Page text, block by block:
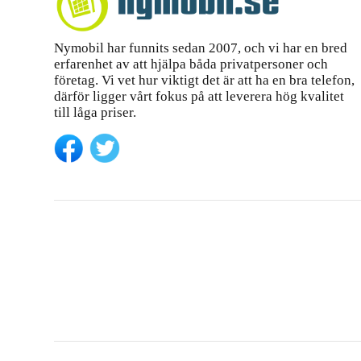
Nymobil har funnits sedan 2007, och vi har en bred
erfarenhet av att hjälpa båda privatpersoner och
företag. Vi vet hur viktigt det är att ha en bra telefon,
därför ligger vårt fokus på att leverera hög kvalitet
till låga priser.